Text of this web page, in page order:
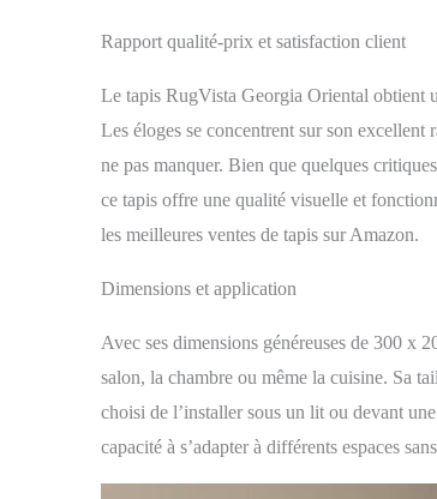
Rapport qualité-prix et satisfaction client
Le tapis RugVista Georgia Oriental obtient
Les éloges se concentrent sur son
ne pas manquer. Bien que quelques
ce tapis offre une qualité visuelle et
les meilleures ventes de tapis sur Amazon.
Dimensions et application
Avec ses dimensions généreuses de 300 x
salon, la chambre ou même la cuisine. Sa
choisi de l’installer sous un lit ou devant
capacité à s’adapter à différents espaces